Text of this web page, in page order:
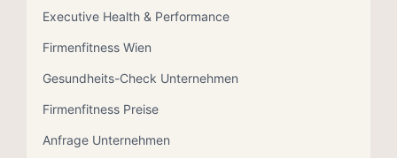
Executive Health & Performance
Firmenfitness Wien
Gesundheits-Check Unternehmen
Firmenfitness Preise
Anfrage Unternehmen